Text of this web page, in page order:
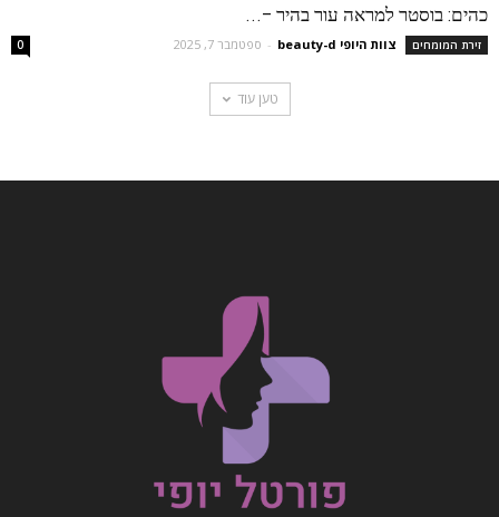
כהים: בוסטר למראה עור בהיר –...
זירת המומחים צוות היופי beauty-d - ספטמבר 7, 2025 0
טען עוד